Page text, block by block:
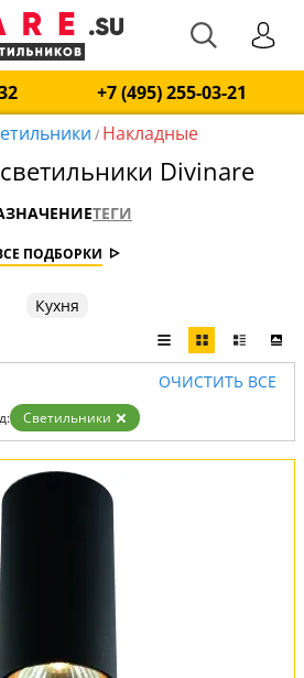
+7 (495) 255-03-21
/ Накладные
Divinare
ТЕГИ
ПОДБОРКИ
Кухня
ОЧИСТИТЬ ВСЕ
Светильники